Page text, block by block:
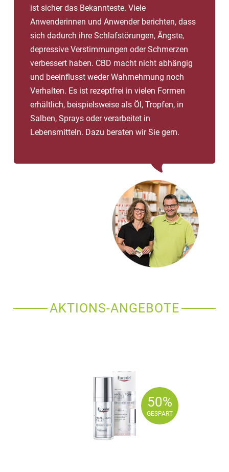
ist sicher das Bekannteste. Viele
Anwenderinnen und Anwender berichten, dass
sich dadurch ihre Schlafstörungen, Ängste,
depressive Verstimmungen oder Schmerzen
verbessert haben. CBD macht nicht abhängig
und beeinflusst weder Wahrnehmung noch
Verhalten. Es ist rezeptfrei in vielen Formen
erhältlich, beispielsweise als Öl, Tropfen, in
Salben, Sprays oder verarbeitet in
Lebensmitteln. Dazu beraten wir Sie gern.
AKTIONS-ANGEBOTE
50%
GESPART
50%
GESPART